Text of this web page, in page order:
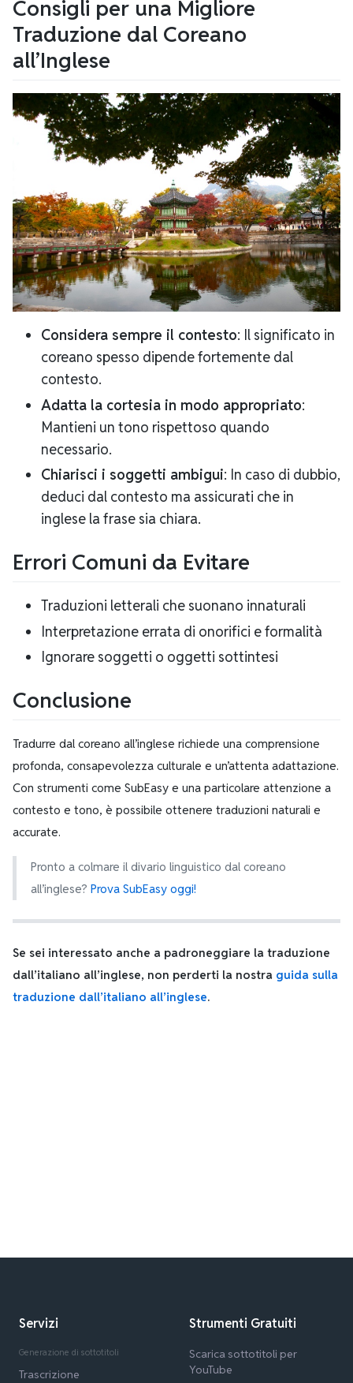
Consigli per una Migliore
Traduzione dal Coreano
all’Inglese
Considera sempre il contesto: Il significato in
coreano spesso dipende fortemente dal
contesto.
Adatta la cortesia in modo appropriato:
Mantieni un tono rispettoso quando
necessario.
Chiarisci i soggetti ambigui: In caso di dubbio,
deduci dal contesto ma assicurati che in
inglese la frase sia chiara.
Errori Comuni da Evitare
Traduzioni letterali che suonano innaturali
Interpretazione errata di onorifici e formalità
Ignorare soggetti o oggetti sottintesi
Conclusione
Tradurre dal coreano all’inglese richiede una comprensione
profonda, consapevolezza culturale e un’attenta adattazione.
Con strumenti come SubEasy e una particolare attenzione a
contesto e tono, è possibile ottenere traduzioni naturali e
accurate.
Pronto a colmare il divario linguistico dal coreano
all’inglese? Prova SubEasy oggi!
Se sei interessato anche a padroneggiare la traduzione
dall’italiano all’inglese, non perderti la nostra guida sulla
traduzione dall’italiano all’inglese.
Servizi
Generazione di sottotitoli
Trascrizione
Strumenti Gratuiti
Scarica sottotitoli per
YouTube